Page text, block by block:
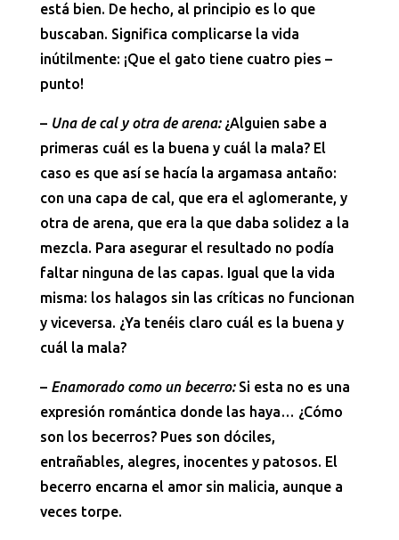
está bien. De hecho, al principio es lo que
buscaban. Significa complicarse la vida
inútilmente: ¡Que el gato tiene cuatro pies –
punto!
– Una de cal y otra de arena:¿Alguien sabe a
primeras cuál es la buena y cuál la mala? El
caso es que así se hacía la argamasa antaño:
con una capa de cal, que era el aglomerante, y
otra de arena, que era la que daba solidez a la
mezcla. Para asegurar el resultado no podía
faltar ninguna de las capas. Igual que la vida
misma: los halagos sin las críticas no funcionan
y viceversa. ¿Ya tenéis claro cuál es la buena y
cuál la mala?
– Enamorado como un becerro:Si esta no es una
expresión romántica donde las haya… ¿Cómo
son los becerros? Pues son dóciles,
entrañables, alegres, inocentes y patosos. El
becerro encarna el amor sin malicia, aunque a
veces torpe.